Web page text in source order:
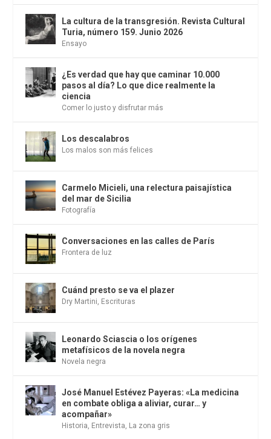
La cultura de la transgresión. Revista Cultural
Turia, número 159. Junio 2026
Ensayo
¿Es verdad que hay que caminar 10.000
pasos al día? Lo que dice realmente la
ciencia
Comer lo justo y disfrutar más
Los descalabros
Los malos son más felices
Carmelo Micieli, una relectura paisajística
del mar de Sicilia
Fotografía
Conversaciones en las calles de París
Frontera de luz
Cuánd presto se va el plazer
Dry Martini, Escrituras
Leonardo Sciascia o los orígenes
metafísicos de la novela negra
Novela negra
José Manuel Estévez Payeras: «La medicina
en combate obliga a aliviar, curar… y
acompañar»
Historia, Entrevista, La zona gris